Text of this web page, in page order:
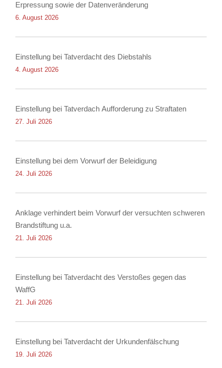
Erpressung sowie der Datenveränderung
6. August 2026
Einstellung bei Tatverdacht des Diebstahls
4. August 2026
Einstellung bei Tatverdach Aufforderung zu Straftaten
27. Juli 2026
Einstellung bei dem Vorwurf der Beleidigung
24. Juli 2026
Anklage verhindert beim Vorwurf der versuchten schweren
Brandstiftung u.a.
21. Juli 2026
Einstellung bei Tatverdacht des Verstoßes gegen das
WaffG
21. Juli 2026
Einstellung bei Tatverdacht der Urkundenfälschung
19. Juli 2026